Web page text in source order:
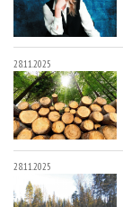
28.11.2025
28.11.2025